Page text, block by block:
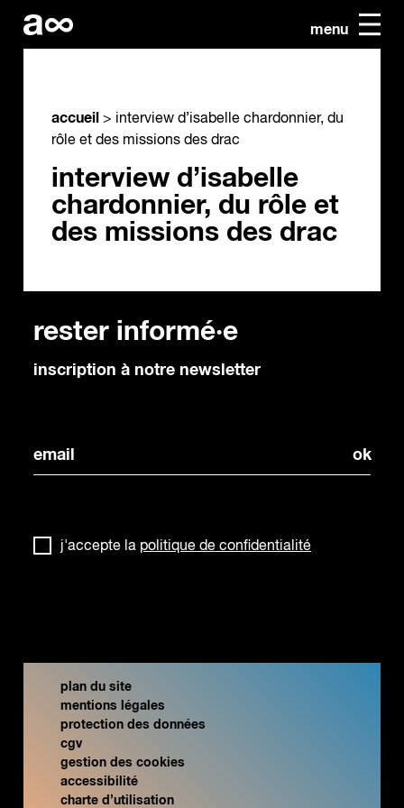
menu
accueil > interview d’isabelle chardonnier, du
rôle et des missions des drac
interview d’isabelle
chardonnier, du rôle et
des missions des drac
rester informé·e
inscription à notre newsletter
j'accepte la politique de confidentialité
plan du site
mentions légales
protection des données
cgv
gestion des cookies
accessibilité
charte d’utilisation